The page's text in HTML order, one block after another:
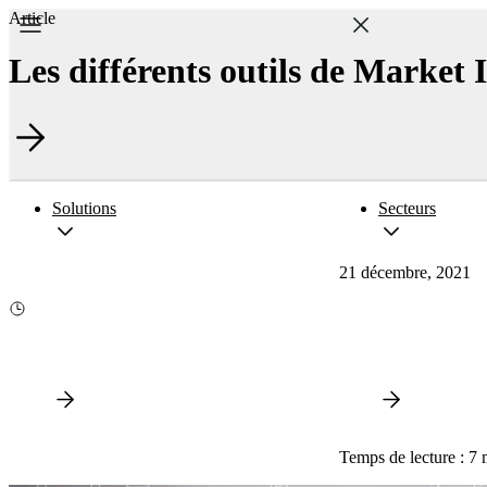
Solutions Secteurs
Article
Les différents outils de Market
21 décembre, 2021
Temps de lecture : 7